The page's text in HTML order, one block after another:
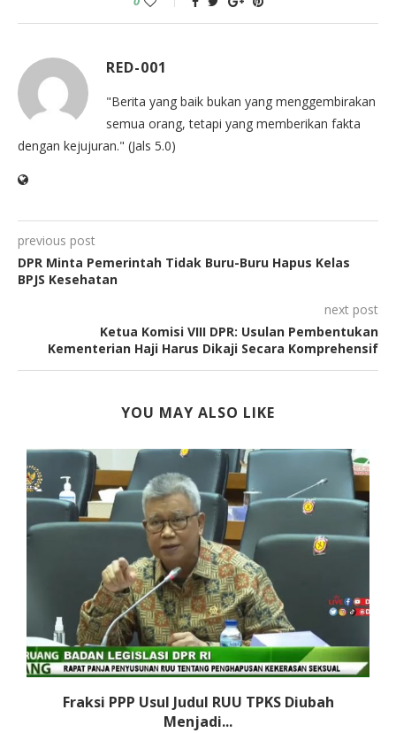
RED-001
"Berita yang baik bukan yang menggembirakan
semua orang, tetapi yang memberikan fakta
dengan kejujuran." (Jals 5.0)
previous post
DPR Minta Pemerintah Tidak Buru-Buru Hapus Kelas
BPJS Kesehatan
next post
Ketua Komisi VIII DPR: Usulan Pembentukan
Kementerian Haji Harus Dikaji Secara Komprehensif
YOU MAY ALSO LIKE
Fraksi PPP Usul Judul RUU TPKS Diubah
Menjadi...